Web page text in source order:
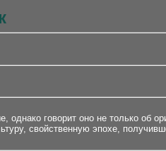
говорит оно не только об
свойственную эпохе,